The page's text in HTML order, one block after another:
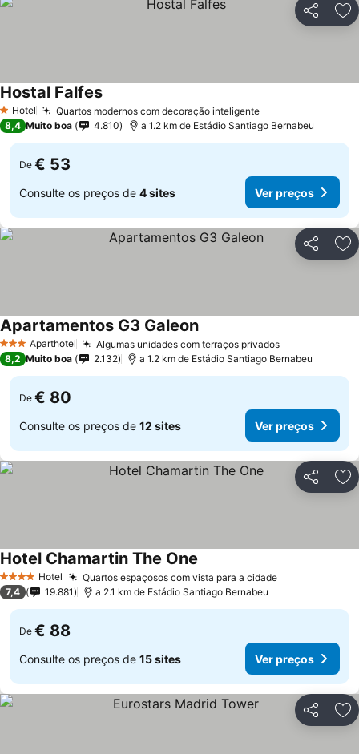
Partilhar
1 Estrelas
Hotel Quartos modernos com decoração inteligente
Hostal Falfes
8,4 Muito boa 4.810 a 1.2 km de Estádio Santiago Bernabeu
De € 53
Consulte os preços de 4 sites Ver preços
Partilhar
3 EstrelasAparthotel Algumas unidades com terraços privados
Apartamentos G3 Galeon
8,2 Muito boa 2.132 a 1.2 km de Estádio Santiago Bernabeu
De € 80
Consulte os preços de 12 sites Ver preços
Partilhar
4 EstrelasHotel Quartos espaçosos com vista para a cidade
Hotel Chamartin The One
7,4 19.881 a 2.1 km de Estádio Santiago Bernabeu
De € 88
Consulte os preços de 15 sites Ver preços
Partilhar